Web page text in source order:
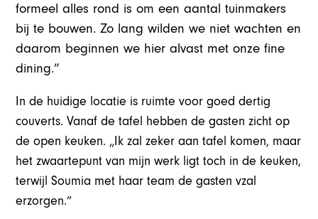
formeel alles rond is om een aantal tuinmakers
bij te bouwen. Zo lang wilden we niet wachten en
daarom beginnen we hier alvast met onze fine
dining.”
In de huidige locatie is ruimte voor goed dertig
couverts. Vanaf de tafel hebben de gasten zicht op
de open keuken. „Ik zal zeker aan tafel komen, maar
het zwaartepunt van mijn werk ligt toch in de keuken,
terwijl Soumia met haar team de gasten vzal
erzorgen.”